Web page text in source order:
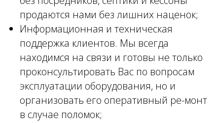
продаются нами без лишних наценок;
Информационная и техническая
поддержка клиентов. Мы всегда
находимся на связи и готовы не только
проконсультировать Вас по вопросам
эксплуатации оборудования, но и
организовать его оперативный ре-монт
в случае поломок;